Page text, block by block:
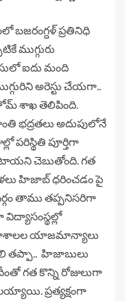
బజరంగ్దళ్ ప్రతినిధి
ముగ్గురు
ఐదు మంది
అరెస్టు చేయగా..
హోమ్ శాఖ తెలిపింది.
భద్రతలు అదుపులోనే
పరిస్థితి పూర్తిగా
చెబుతోంది. గత
హిజాబ్ ధరించడం పై
తాము తప్పనిసరిగా
యాజమాన్యాలు
తప్పా.. హిజాబులు
గత కొన్ని రోజులుగా
ప్రత్యక్షంగా